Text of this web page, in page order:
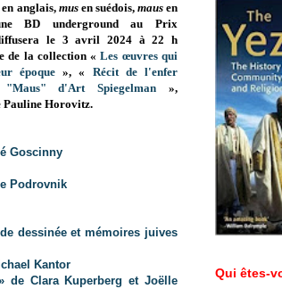
en anglais, musen suédois, mausen
BD underground au Prix
le 3 avril 2024 à 22 h
de la collection «Les œuvres qui
époque», «
Récit de l'enfer
d'Art Spiegelman
»,
Pauline Horovitz.
Goscinny
Podrovnik
dessinée et mémoires juives
Kantor
de Clara Kuperberg et Joëlle
Qui êtes-